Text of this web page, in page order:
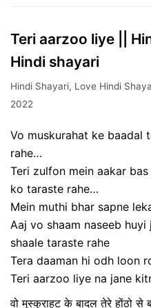
Teri aarzoo liye ||
Hindi shayari
Hindi Shayari, Love Hindi
2022
Vo muskurahat ke baadal
rahe…
Teri zulfon mein aakar
ko taraste rahe…
Mein muthi bhar sapne
Aaj vo shaam naseeb
shaale taraste rahe
Tera daaman hi odh loon
Teri aarzoo liye na jane
वो मुस्कुराहट के बादल तेरे होंठो से